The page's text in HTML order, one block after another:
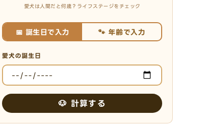
愛犬は人間だと何歳？ライフステージをチェック
📅 誕生日で入力 🐾 年齢で入力
愛犬の誕生日
🐶 計算する